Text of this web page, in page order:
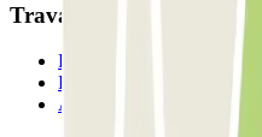
Travaillons ensemble?
Professionnels
Fournisseur de parking
Affiliés